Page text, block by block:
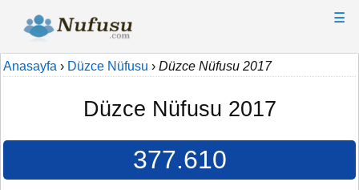
☰
Anasayfa › Düzce Nüfusu › Düzce Nüfusu 2017
Düzce Nüfusu 2017
377.610